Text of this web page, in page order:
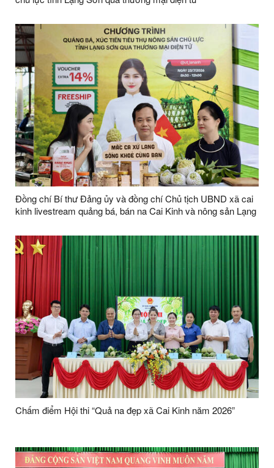
Đồng chí Bí thư Đảng ủy và đồng chí Chủ tịch UBND xã cai
kinh livestream quảng bá, bán na Cai Kinh và nông sản Lạng
Chấm điểm Hội thi “Quả na đẹp xã Cai Kinh năm 2026”